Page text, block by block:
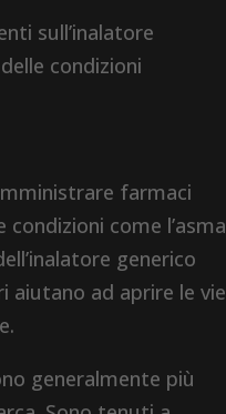
sull’inalatore
condizioni
farmaci
come l’asma
generico
aiutano ad aprire le vie
generalmente più